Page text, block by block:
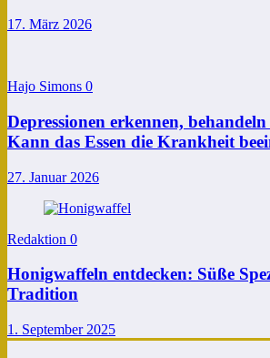
17. März 2026
Hajo Simons 0
Depressionen erkennen,
Kann das Essen die Krankheit
27. Januar 2026
Redaktion 0
Honigwaffeln entdecken: Süße
Tradition
1. September 2025